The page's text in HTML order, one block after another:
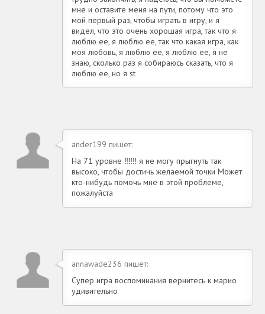
мне и оставите меня на пути, потому что это
мой первый раз, чтобы играть в игру, и я
видел, что это очень хорошая игра, так что я
люблю ее, я люблю ее, так что какая игра, как
моя любовь, я люблю ее, я люблю ее, я не
знаю, сколько раз я собираюсь сказать, что я
люблю ее, но я st
ander199 пишет:
На 71 уровне ‼️‼️‼️ я не могу прыгнуть так
высоко, чтобы достичь желаемой точки Может
кто-нибудь помочь мне в этой проблеме,
пожалуйста
annawade236 пишет:
Супер игра воспоминания вернитесь к марио
удивительно